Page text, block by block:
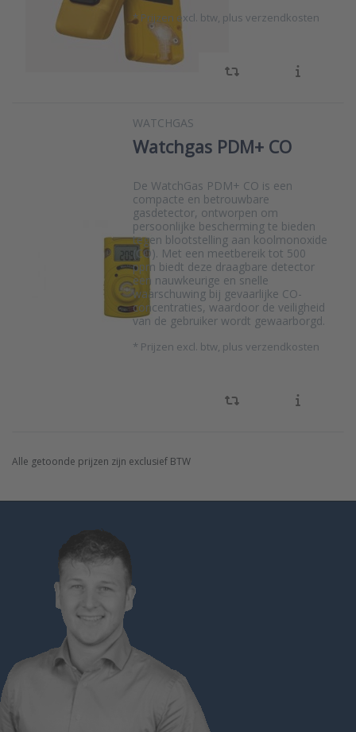
* Prijzen excl. btw, plus verzendkosten
WATCHGAS
Watchgas PDM+ CO
De WatchGas PDM+ CO is een
compacte en betrouwbare
gasdetector, ontworpen om
persoonlijke bescherming te bieden
tegen blootstelling aan koolmonoxide
(CO). Met een meetbereik tot 500
ppm biedt deze draagbare detector
een nauwkeurige en snelle
waarschuwing bij gevaarlijke CO-
concentraties, waardoor de veiligheid
van de gebruiker wordt gewaarborgd.
* Prijzen excl. btw, plus verzendkosten
Alle getoonde prijzen zijn exclusief BTW